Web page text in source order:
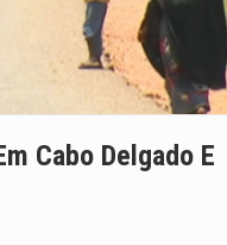
Cabo Delgado E